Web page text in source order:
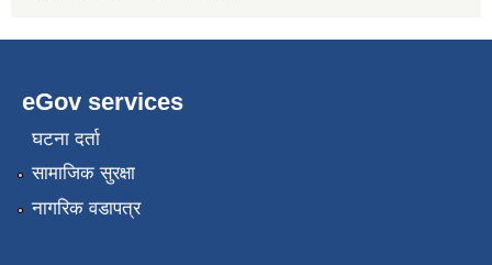
eGov services
घटना दर्ता
सामाजिक सुरक्षा
नागरिक वडापत्र